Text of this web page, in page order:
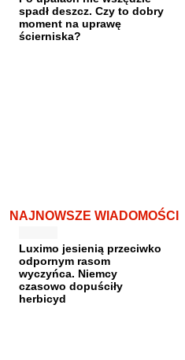
spadł deszcz. Czy to dobry
moment na uprawę
ścierniska?
NAJNOWSZE WIADOMOŚCI
Luximo jesienią przeciwko
odpornym rasom
wyczyńca. Niemcy
czasowo dopuściły
herbicyd